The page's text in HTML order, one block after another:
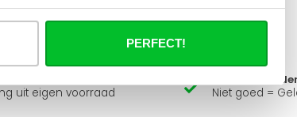
PERFECT!
uit eigen voorraad
14 dagen
Niet goed =